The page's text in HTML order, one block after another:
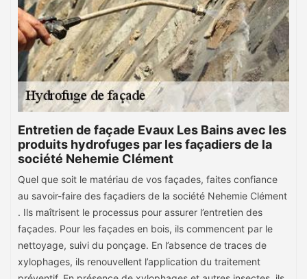
Entretien de façade Evaux Les Bains avec les
produits hydrofuges par les façadiers de la
société Nehemie Clément
Quel que soit le matériau de vos façades, faites confiance
au savoir-faire des façadiers de la société Nehemie Clément
. Ils maîtrisent le processus pour assurer l’entretien des
façades. Pour les façades en bois, ils commencent par le
nettoyage, suivi du ponçage. En l’absence de traces de
xylophages, ils renouvellent l’application du traitement